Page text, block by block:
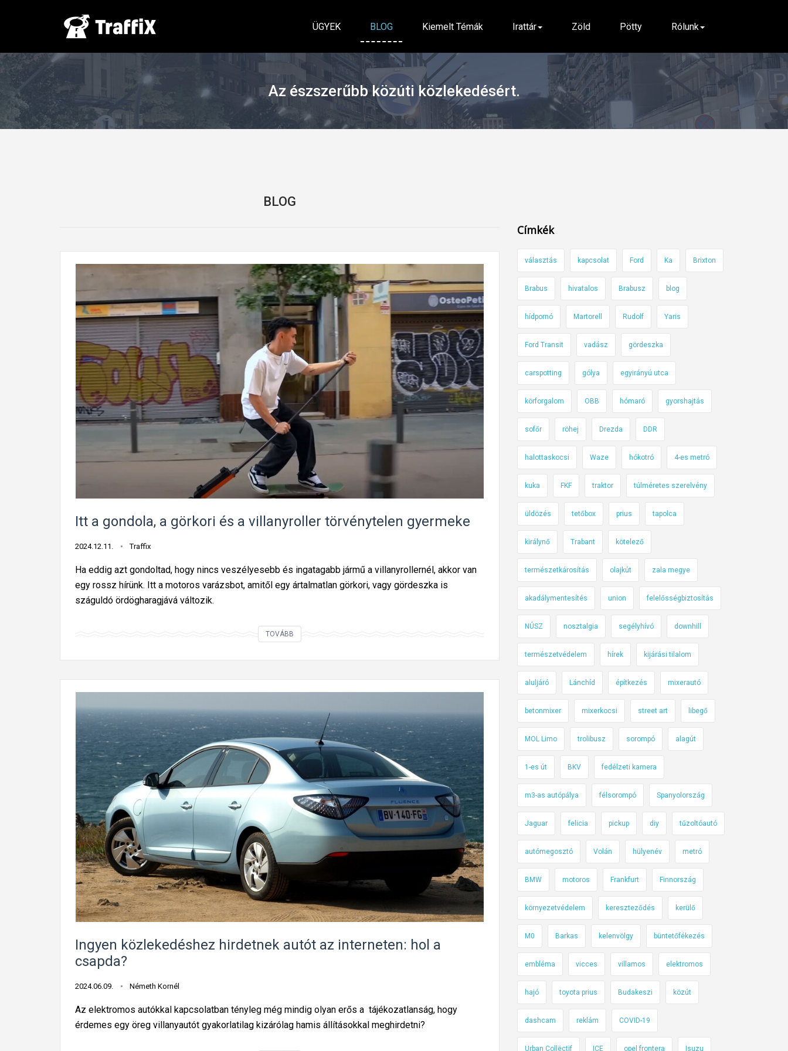
ÜGYEK BLOG Kiemelt Témák Irattár Zöld Pötty Rólunk
Az észszerűbb közúti közlekedésért.
BLOG
Itt a gondola, a görkori és a villanyroller törvénytelen gyermeke
2024.12.11. Traffix
Ha eddig azt gondoltad, hogy nincs veszélyesebb és ingatagabb jármű a villanyrollernél, akkor van
egy rossz hírünk. Itt a motoros varázsbot, amitől egy ártalmatlan görkori, vagy gördeszka is
száguldó ördögharagjává változik.
TOVÁBB
t
a
g
o
n
d
o
a
,
a
g
r
r
i
é
s
l
l
Ingyen közlekedéshez hirdetnek autót az interneten: hol a
csapda?
2024.06.09. Németh Kornél
Az elektromos autókkal kapcsolatban tényleg még mindig olyan erős a tájékozatlanság, hogy
érdemes egy öreg villanyautót gyakorlatilag kizárólag hamis állításokkal meghirdetni?
Címkék
választás kapcsolat Ford Ka Brixton
Brabus hivatalos Brabusz blog
hídpornó Martorell Rudolf Yaris
Ford Transit vadász gördeszka
carspotting gólya egyirányú utca
körforgalom OBB hómaró gyorshajtás
sofőr röhej Drezda DDR
halottaskocsi Waze hókotró 4-es metró
kuka FKF traktor túlméretes szerelvény
üldözés tetőbox prius tapolca
királynő Trabant kötelező
természetkárosítás olajkút zala megye
akadálymentesítés union felelősségbiztosítás
NÚSZ nosztalgia segélyhívó downhill
természetvédelem hírek kijárási tilalom
aluljáró Lánchíd építkezés mixerautó
betonmixer mixerkocsi street art libegő
MOL Limo trolibusz sorompó alagút
1-es út BKV fedélzeti kamera
m3-as autópálya félsorompó Spanyolország
Jaguar felicia pickup diy tűzoltóautó
autómegosztó Volán hülyenév metró
BMW motoros Frankfurt Finnország
környezetvédelem kereszteződés kerülő
M0 Barkas kelenvölgy büntetőfékezés
embléma vicces villamos elektromos
hajó toyota prius Budakeszi közút
dashcam reklám COVID-19
Urban Collëctif ICE opel frontera Isuzu